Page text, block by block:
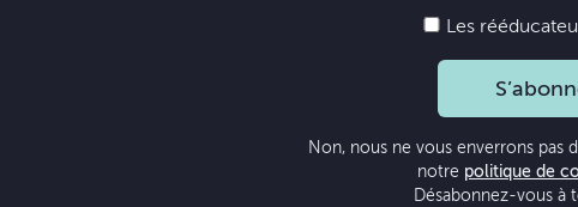
Les
Non, nous ne vous enverrons pas
notre politique de
Désabonnez-vous à